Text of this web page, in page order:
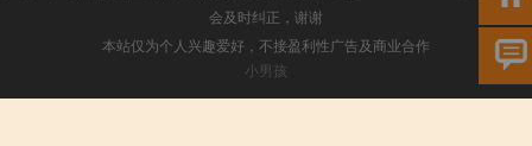
会及时纠正，谢谢
本站仅为个人兴趣爱好，不接盈利性广告及商业合作
小男孩